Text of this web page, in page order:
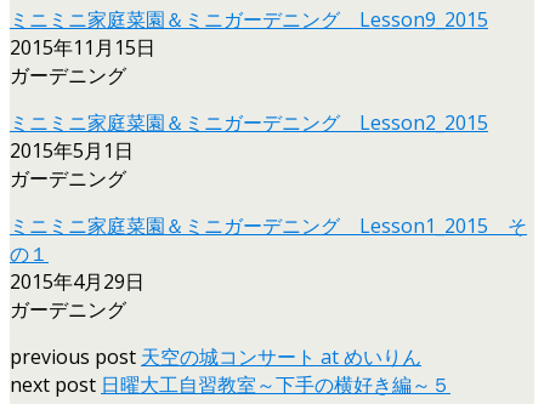
ミニミニ家庭菜園＆ミニガーデニング Lesson9_2015
2015年11月15日
ガーデニング
ミニミニ家庭菜園＆ミニガーデニング Lesson2_2015
2015年5月1日
ガーデニング
ミニミニ家庭菜園＆ミニガーデニング Lesson1_2015 そ
の１
2015年4月29日
ガーデニング
previous post 天空の城コンサート at めいりん
next post 日曜大工自習教室～下手の横好き編～５